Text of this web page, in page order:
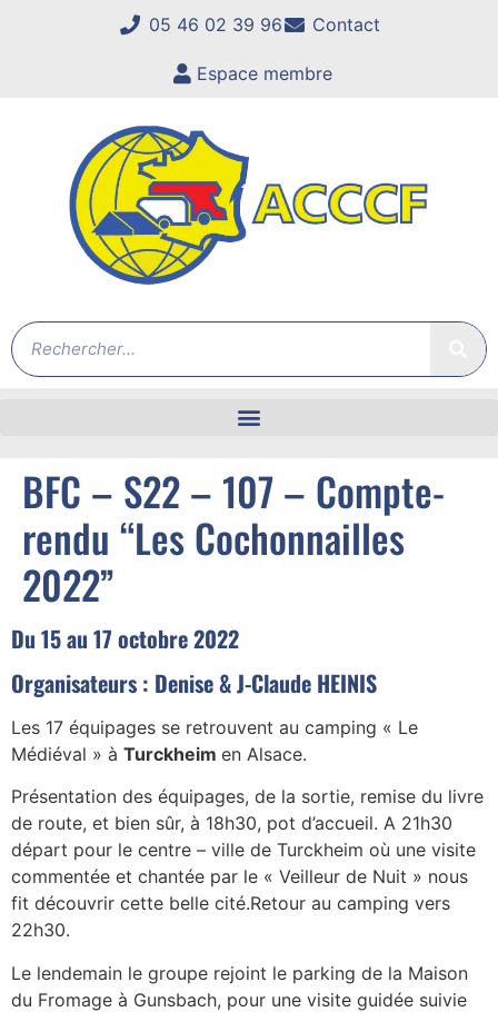
05 46 02 39 96 Contact
Espace membre
BFC – S22 – 107 – Compte-
rendu “Les Cochonnailles
2022”
Du 15 au 17 octobre 2022
Organisateurs : Denise & J-Claude HEINIS
Les 17 équipages se retrouvent au camping « Le
Médiéval » à Turckheim en Alsace.
Présentation des équipages, de la sortie, remise du livre
de route, et bien sûr, à 18h30, pot d’accueil. A 21h30
départ pour le centre – ville de Turckheim où une visite
commentée et chantée par le « Veilleur de Nuit » nous
fit découvrir cette belle cité.Retour au camping vers
22h30.
Le lendemain le groupe rejoint le parking de la Maison
du Fromage à Gunsbach, pour une visite guidée suivie